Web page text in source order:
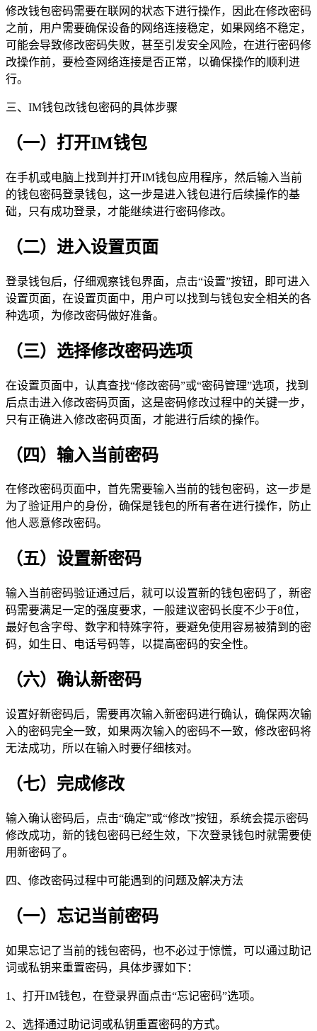
修改钱包密码需要在联网的状态下进行操作，因此在修改密码
之前，用户需要确保设备的网络连接稳定，如果网络不稳定，
可能会导致修改密码失败，甚至引发安全风险，在进行密码修
改操作前，要检查网络连接是否正常，以确保操作的顺利进
行。
三、IM钱包改钱包密码的具体步骤
（一）打开IM钱包
在手机或电脑上找到并打开IM钱包应用程序，然后输入当前
的钱包密码登录钱包，这一步是进入钱包进行后续操作的基
础，只有成功登录，才能继续进行密码修改。
（二）进入设置页面
登录钱包后，仔细观察钱包界面，点击“设置”按钮，即可进入
设置页面，在设置页面中，用户可以找到与钱包安全相关的各
种选项，为修改密码做好准备。
（三）选择修改密码选项
在设置页面中，认真查找“修改密码”或“密码管理”选项，找到
后点击进入修改密码页面，这是密码修改过程中的关键一步，
只有正确进入修改密码页面，才能进行后续的操作。
（四）输入当前密码
在修改密码页面中，首先需要输入当前的钱包密码，这一步是
为了验证用户的身份，确保是钱包的所有者在进行操作，防止
他人恶意修改密码。
（五）设置新密码
输入当前密码验证通过后，就可以设置新的钱包密码了，新密
码需要满足一定的强度要求，一般建议密码长度不少于8位，
最好包含字母、数字和特殊字符，要避免使用容易被猜到的密
码，如生日、电话号码等，以提高密码的安全性。
（六）确认新密码
设置好新密码后，需要再次输入新密码进行确认，确保两次输
入的密码完全一致，如果两次输入的密码不一致，修改密码将
无法成功，所以在输入时要仔细核对。
（七）完成修改
输入确认密码后，点击“确定”或“修改”按钮，系统会提示密码
修改成功，新的钱包密码已经生效，下次登录钱包时就需要使
用新密码了。
四、修改密码过程中可能遇到的问题及解决方法
（一）忘记当前密码
如果忘记了当前的钱包密码，也不必过于惊慌，可以通过助记
词或私钥来重置密码，具体步骤如下：
1、打开IM钱包，在登录界面点击“忘记密码”选项。
2、选择通过助记词或私钥重置密码的方式。